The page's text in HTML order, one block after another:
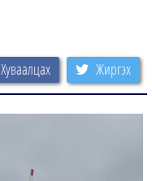
Хуваалцах Жиргэх